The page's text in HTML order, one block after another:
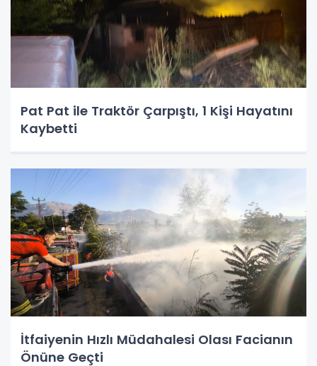
Pat Pat ile Traktör Çarpıştı, 1 Kişi Hayatını
Kaybetti
İtfaiyenin Hızlı Müdahalesi Olası Facianın
Önüne Geçti